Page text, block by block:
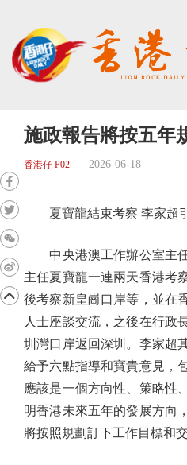
施政報告將按五年
香港仔 P02 2026-06-18
夏寶龍結束考察 李家超
中央港澳工作辦公室主任
主任夏寶龍一連兩天香港考
後考察新皇崗口岸等，並在
人士座談交流，之後在行政
圳灣口岸返回深圳。李家超
給予六點指導和寶貴意見，
應該是一個方向性、策略性
明香港未來五年的發展方向
將按照規劃訂下工作目標和交